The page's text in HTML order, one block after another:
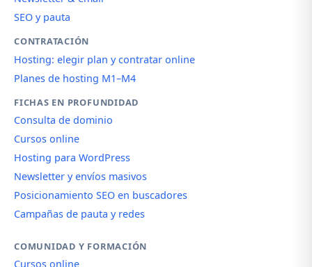
SEO y pauta
CONTRATACIÓN
Hosting: elegir plan y contratar online
Planes de hosting M1–M4
FICHAS EN PROFUNDIDAD
Consulta de dominio
Cursos online
Hosting para WordPress
Newsletter y envíos masivos
Posicionamiento SEO en buscadores
Campañas de pauta y redes
COMUNIDAD Y FORMACIÓN
Cursos online